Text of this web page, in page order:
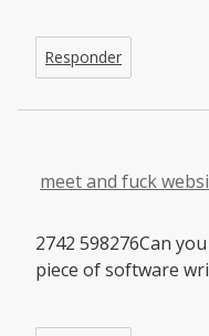
Responder
meet and fuck
2742 598276Can
piece of software